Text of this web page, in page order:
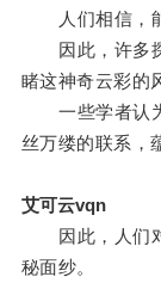
人们相信，能
因此，许多探
睹这神奇云彩的
一些学者认为
丝万缕的联系，
艾可云vqn
因此，人们对
秘面纱。